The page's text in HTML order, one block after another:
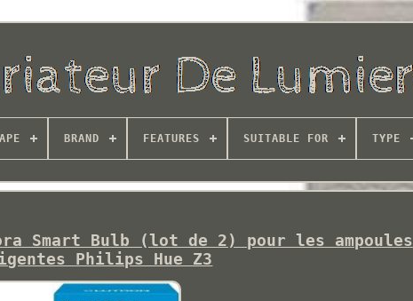
BRAND FEATURES SUITABLE FOR TYPE
Smart Bulb (lot de 2) pour les ampoules
Philips Hue Z3